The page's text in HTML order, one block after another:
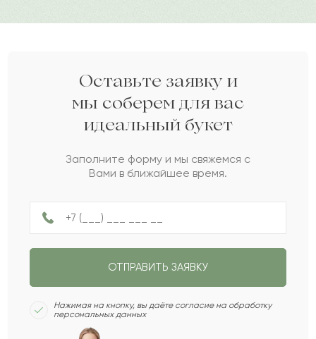
А 2022-09-22
Асер
2022-09-17
Соня
2022-08-15
Гаяс
Юлия
К Краснослав
Афанасия
Оставьте заявку и
мы соберем для вас
идеальный букет
Заполните форму и мы свяжемся с
Вами в ближайшее время.
ОТПРАВИТЬ ЗАЯВКУ
Нажимая на кнопку, вы даёте согласие на обработку
персональных данных